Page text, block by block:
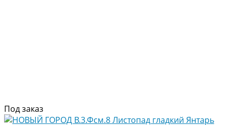
Под заказ